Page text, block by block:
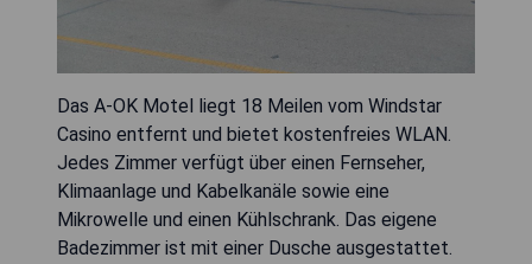
Das A-OK Motel liegt 18 Meilen vom Windstar
Casino entfernt und bietet kostenfreies WLAN.
Jedes Zimmer verfügt über einen Fernseher,
Klimaanlage und Kabelkanäle sowie eine
Mikrowelle und einen Kühlschrank. Das eigene
Badezimmer ist mit einer Dusche ausgestattet.